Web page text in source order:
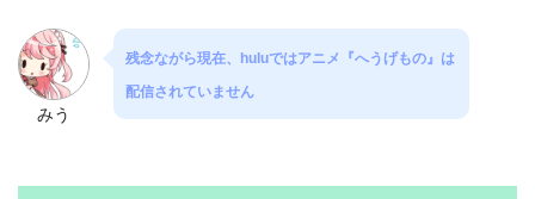
みう
残念ながら現在、huluではアニメ『へうげもの』は
配信されていません